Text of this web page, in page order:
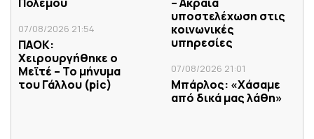
07/08/2026 21:54
ΠΑΟΚ:
Χειρουργήθηκε ο
Μεϊτέ – Το μήνυμα
του Γάλλου (pic)
υποστελέχωση στις
κοινωνικές
υπηρεσίες
07/08/2026 21:01
Μπάρλος: «Χάσαμε
από δικά μας λάθη»